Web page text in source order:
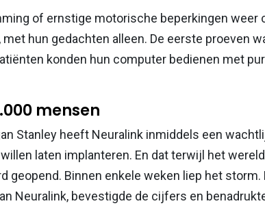
of ernstige motorische beperkingen weer
hun gedachten alleen. De eerste proeven
konden hun computer bedienen met
mensen
Stanley heeft Neuralink inmiddels een
laten implanteren. En dat terwijl het
geopend. Binnen enkele weken liep het storm.
Neuralink, bevestigde de cijfers en